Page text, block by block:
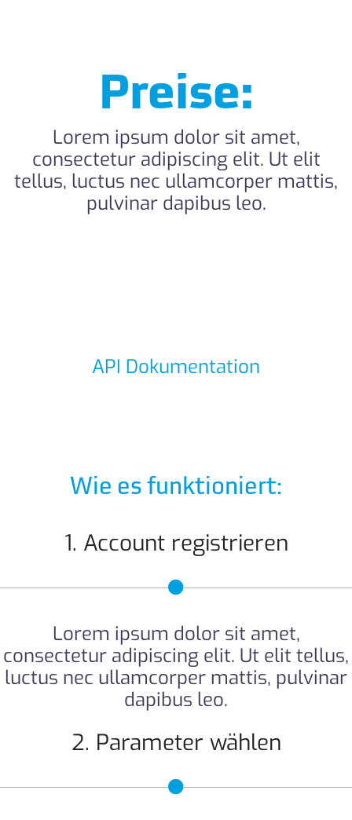
Preise:
Lorem ipsum dolor sit amet,
consectetur adipiscing elit. Ut elit
tellus, luctus nec ullamcorper mattis,
pulvinar dapibus leo.
API Dokumentation
Wie es funktioniert:
1. Account registrieren
Lorem ipsum dolor sit amet,
consectetur adipiscing elit. Ut elit tellus,
luctus nec ullamcorper mattis, pulvinar
dapibus leo.
2. Parameter wählen